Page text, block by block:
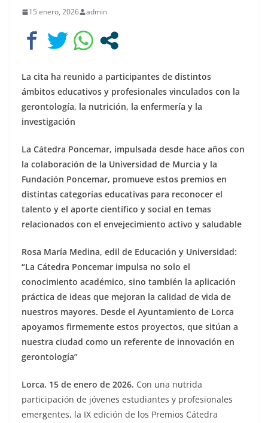
15 enero, 2026 admin
La cita ha reunido a participantes de distintos
ámbitos educativos y profesionales vinculados con la
gerontología, la nutrición, la enfermería y la
investigación
La Cátedra Poncemar, impulsada desde hace años con
la colaboración de la Universidad de Murcia y la
Fundación Poncemar, promueve estos premios en
distintas categorías educativas para reconocer el
talento y el aporte científico y social en temas
relacionados con el envejecimiento activo y saludable
Rosa María Medina, edil de Educación y Universidad:
“La Cátedra Poncemar impulsa no solo el
conocimiento académico, sino también la aplicación
práctica de ideas que mejoran la calidad de vida de
nuestros mayores. Desde el Ayuntamiento de Lorca
apoyamos firmemente estos proyectos, que sitúan a
nuestra ciudad como un referente de innovación en
gerontología”
Lorca, 15 de enero de 2026. Con una nutrida
participación de jóvenes estudiantes y profesionales
emergentes, la IX edición de los Premios Cátedra